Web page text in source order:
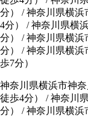
分） / 神奈川県横
4分） / 神奈川県横
分） / 神奈川県横
分） / 神奈川県横
歩7分）
神奈川県横浜市神
徒歩4分）
/神奈川
分）
/神奈川県横浜